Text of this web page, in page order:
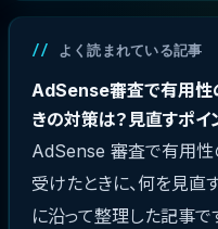
よく読まれている記事
AdSense審査で有用性
きの対策は？見直すポイ
AdSense 審査で有用性
受けたときに、何を見
に沿って整理した記事で